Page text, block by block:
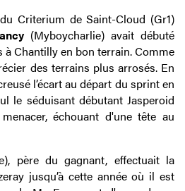
Criterium de Saint-Cloud (Gr1)
(Myboycharlie) avait débuté
Chantilly en bon terrain. Comme
des terrains plus arrosés. En
l’écart au départ du sprint en
le séduisant débutant Jasperoid
échouant d'une tête au
père du gagnant, effectuait la
jusqu’à cette année où il est